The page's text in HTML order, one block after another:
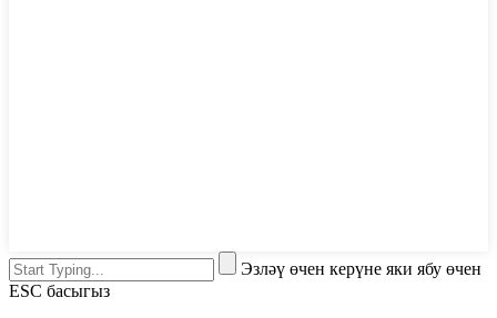
Эзләү өчен керүне яки ябу өчен
ESC басыгыз